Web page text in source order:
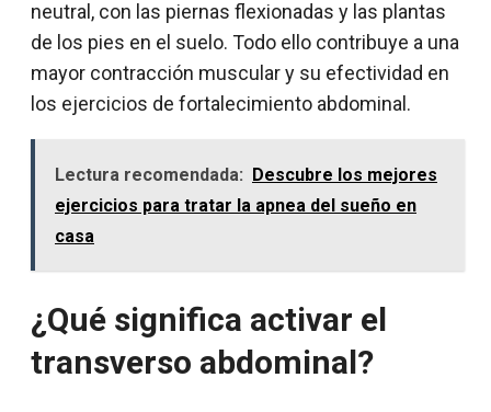
neutral, con las piernas flexionadas y las plantas
de los pies en el suelo. Todo ello contribuye a una
mayor contracción muscular y su efectividad en
los ejercicios de fortalecimiento abdominal.
Lectura recomendada: Descubre los mejores
ejercicios para tratar la apnea del sueño en
casa
¿Qué significa activar el
transverso abdominal?